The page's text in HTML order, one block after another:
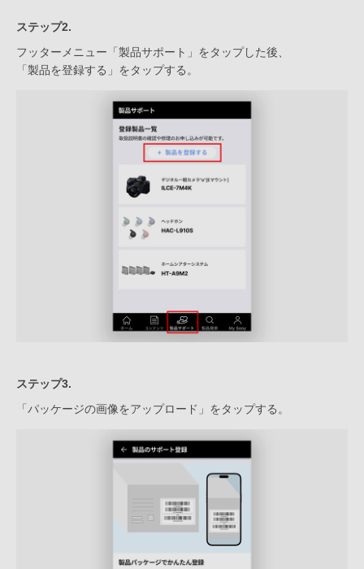
ステップ2.
フッターメニュー「製品サポート」をタップした後、
「製品を登録する」をタップする。
ステップ3.
「パッケージの画像をアップロード」をタップする。